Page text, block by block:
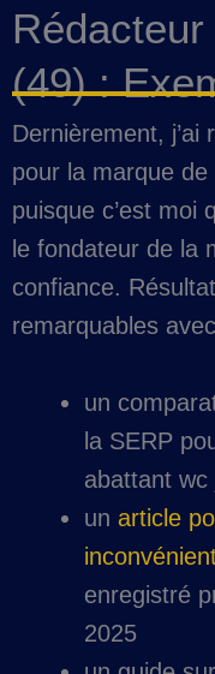
(49) :
Dernièrement, j’ai
pour la marque
puisque c’est moi
le fondateur de la
confiance.
remarquables
un
la SERP
abattant wc
unarticle
enregistré
2025